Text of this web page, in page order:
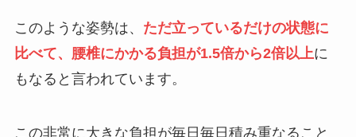
このような姿勢は、 ただ立っているだけの状態に
比べて、腰椎にかかる負担が1.5倍から2倍以上に
もなると言われています。
この非常に大きな負担が毎日毎日積み重なること